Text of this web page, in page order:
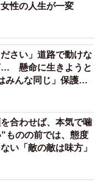
性の人生が一変
さい」道路で動けな
… 懸命に生きようと
んな同じ」保護団
合わせば、本気で噛
のの前では、態度
い「敵の敵は味方」